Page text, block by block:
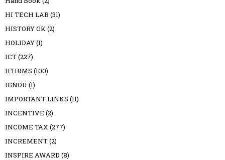
HI TECH LAB (31)
HISTORY GK(2)
HOLIDAY(1)
ICT(227)
IFHRMS (100)
IGNOU (1)
IMPORTANT LINKS (11)
INCENTIVE (2)
INCOME TAX(277)
INCREMENT(2)
INSPIRE AWARD (8)